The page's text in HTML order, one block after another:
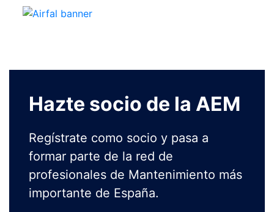
Hazte socio de la AEM
Regístrate como socio y pasa a
formar parte de la red de
profesionales de Mantenimiento más
importante de España.